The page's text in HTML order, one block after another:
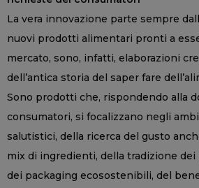
La vera innovazione parte sempre
nuovi prodotti alimentari pronti a
mercato, sono, infatti, elaborazioni
dell’antica storia del saper fare
Sono prodotti che, rispondendo alla
consumatori, si focalizzano negli
salutistici, della ricerca del gusto
mix di ingredienti, della tradizione
dei packaging ecosostenibili, del